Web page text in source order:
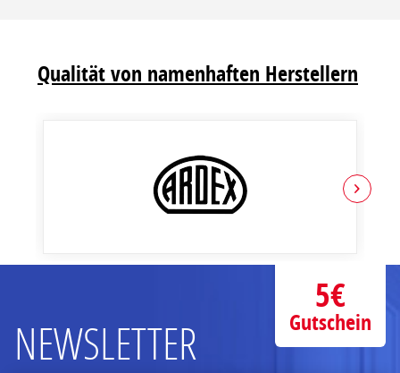
Qualität von namenhaften Herstellern
NEWSLETTER
5€
Gutschein